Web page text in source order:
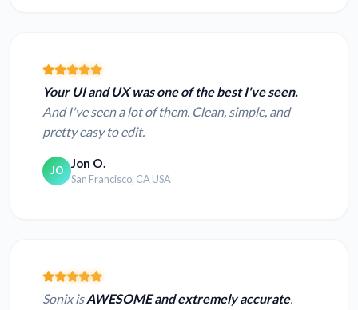
Your UI and UX was one of the best I've seen.
And I've seen a lot of them. Clean, simple, and
pretty easy to edit.
JO Jon O.
San Francisco, CA USA
Sonix isAWESOME and extremely accurate.